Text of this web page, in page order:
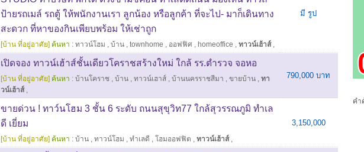
ป้ายรถเมล์ รถตู้ ให้พนักงานเรา ลูกน้อง หรือลูกค้า ที่จะไป- มาก็เดินทาง
สะดวก ที่หาของกินเพียบพร้อม ให้เช่าถูก
[บ้าน ที่อยู่อาศัย] ค้นหา : ทาวน์โฮม , บ้าน , townhome , ออฟฟิศ , homeoffice , ทาวน์เฮ้าส์,
มี รูป
เปิดจอง ทาวน์เฮ้าส์ชั้นเดียวโคราชสร้างใหม่ ใกล้ รร.ตำรวจ จอหอ
[บ้าน ที่อยู่อาศัย] ค้นหา : บ้านโคราช , บ้าน , ทาวน์เฮาส์ , บ้านนครราชสีมา , ขายบ้าน , ทา
วน์เฮ้าส์,
790,000 บาท
ขายด่วน ! ทาว์นโฮม 3 ชั้น 6 ระดับ ถนนสุขุวิท77 ใกล้สุวรรณภูมิ ทำเล
ดี เยี่ยม
[บ้าน ที่อยู่อาศัย] ค้นหา : บ้าน , ทาวน์โฮม , ทำเลดี , โฮมออฟฟิต , ทาวน์เฮ้าส์,
3,150,000
คำ